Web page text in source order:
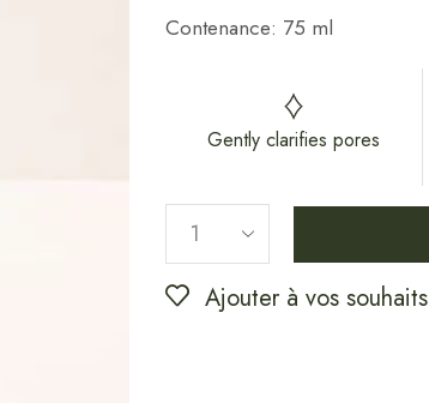
Contenance: 75 ml
Gently clarifies pores
Ajouter à vos souhaits